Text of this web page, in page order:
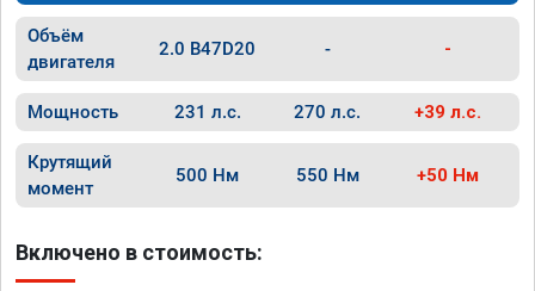
Объём
двигателя
2.0 B47D20 - -
Мощность 231 л.с. 270 л.с. +39 л.с.
Крутящий
момент
500 Нм 550 Нм +50 Нм
Включено в стоимость: